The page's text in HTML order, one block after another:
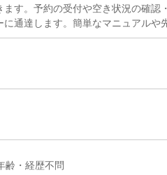
す。予約の受付や空き状況の確認
通達します。簡単なマニュアルや
働けます。■案内業務お客様から
付いて業務内容を見ながら徐々に
、ポータルサイト等の店舗情報更
入力出来れば問題ありません。
齢・経歴不問